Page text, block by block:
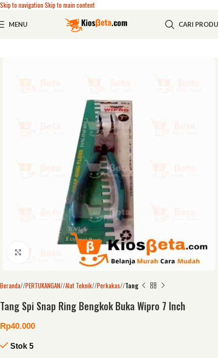
Skip to navigationSkip to main content
MENU CARI
Click to enlarge
Beranda/ PERTUKANGAN/ Alat Teknik/ Perkakas/ Tang
Tang Spi Snap Ring Bengkok Buka Wipro 7 Inch
Rp40.000
Stok 5